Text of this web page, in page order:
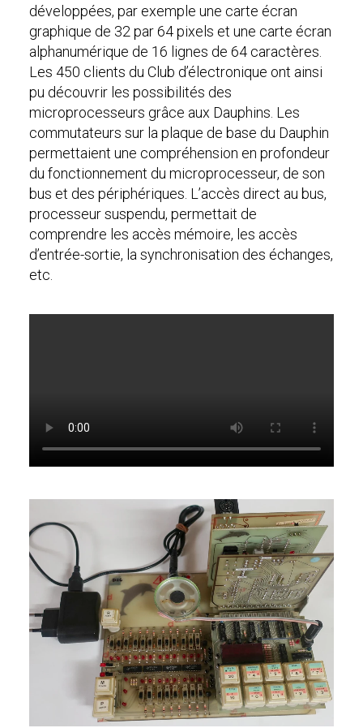
développées, par exemple une carte écran
graphique de 32 par 64 pixels et une carte écran
alphanumérique de 16 lignes de 64 caractères.
Les 450 clients du Club d’électronique ont ainsi
pu découvrir les possibilités des
microprocesseurs grâce aux Dauphins. Les
commutateurs sur la plaque de base du Dauphin
permettaient une compréhension en profondeur
du fonctionnement du microprocesseur, de son
bus et des périphériques. L’accès direct au bus,
processeur suspendu, permettait de
comprendre les accès mémoire, les accès
d’entrée-sortie, la synchronisation des échanges,
etc.